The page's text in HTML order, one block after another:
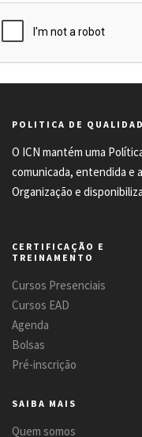
POLITICA DE
O ICN mantém uma
comunicada, entendida e
Organização e
CERTIFICAÇÃO E
TREINAMENTO
Cursos Presenciais
Cursos EAD
Agenda
Bolsas
Pré-inscrição
SAIBA MAIS
Quem somos